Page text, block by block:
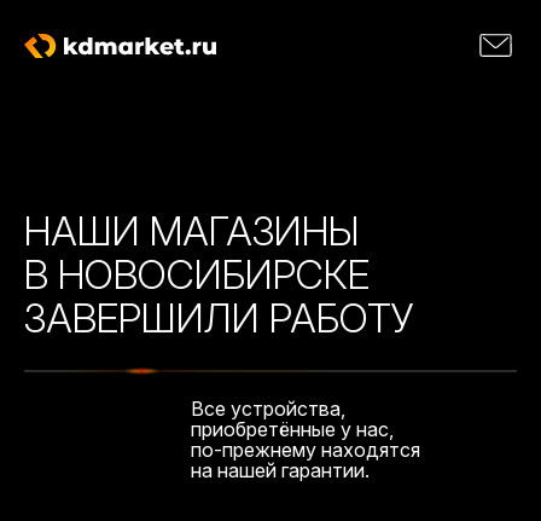
НАШИ МАГАЗИНЫ
В НОВОСИБИРСКЕ
ЗАВЕРШИЛИ РАБОТУ
Все устройства,
приобретённые у нас,
по-прежнему находятся
на нашей гарантии.